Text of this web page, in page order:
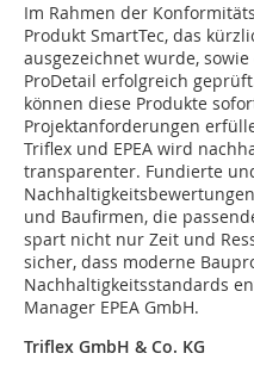
Im Rahmen der
Produkt SmartTec, das
ausgezeichnet wurde,
ProDetail erfolgreich
können diese Produkte
Projektanforderungen
Triflex und EPEA wird
transparenter. Fundierte
und Baufirmen, die
spart nicht nur Zeit und
sicher, dass moderne
Nachhaltigkeitsstandards
Manager EPEA GmbH.
Triflex GmbH & Co. KG